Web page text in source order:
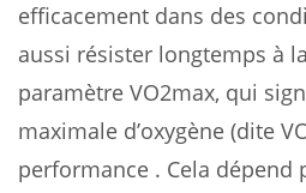
efficacement dans des
aussi résister longtemps à
paramètre VO2max, qui
maximale d’oxygène (dite
performance . Cela dépend